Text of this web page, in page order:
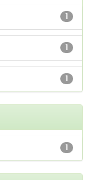
1
1
1
1